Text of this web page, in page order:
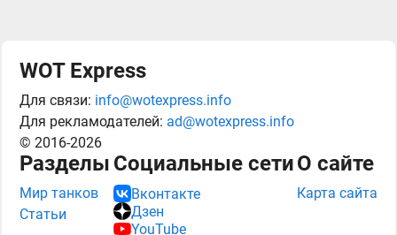
WOT Express
Для связи: info@wotexpress.info
Для рекламодателей: ad@wotexpress.info
© 2016-2026
Разделы
Мир танков
Статьи
Социальные сети
Вконтакте
Дзен
YouTube
О сайте
Карта сайта